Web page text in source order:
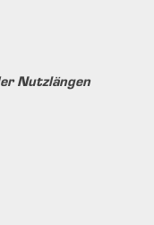
Nutzlängen